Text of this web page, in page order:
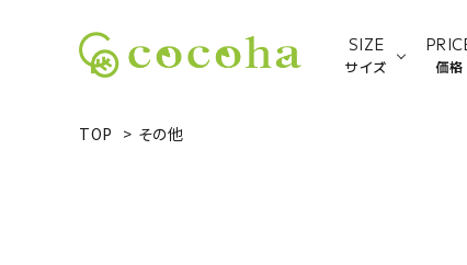
SIZE
サイズ 価格
TOP > その他